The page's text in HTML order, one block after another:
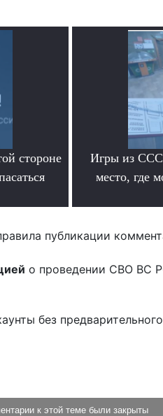
стороне
Игры из
место, где
публикации
о проведении СВО ВС
без
к этой теме были закрыты